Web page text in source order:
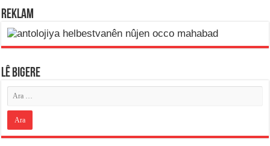
REKLAM
LÊ BIGERE